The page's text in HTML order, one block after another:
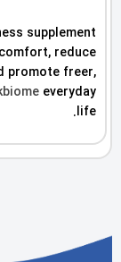
supplement
reduce
promote freer,
everyday
life.